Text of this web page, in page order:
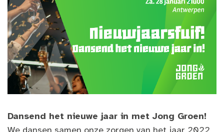
Dansend het nieuwe jaar in met Jong Groen!